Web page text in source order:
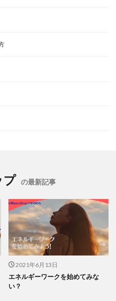
プ の最新記事
2021年6月13日
エネルギーワークを始めてみな
い？